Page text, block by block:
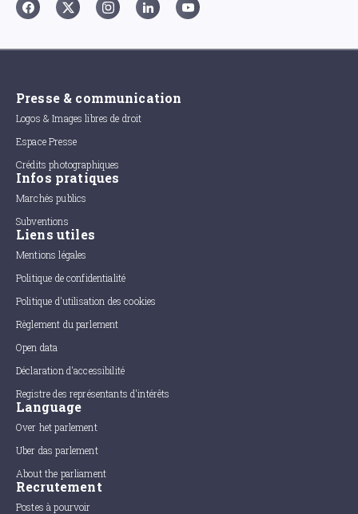
Presse & communication
Logos & Images libres de droit
Espace Presse
Crédits photographiques
Infos pratiques
Marchés publics
Subventions
Liens utiles
Mentions légales
Politique de confidentialité
Politique d'utilisation des cookies
Règlement du parlement
Open data
Déclaration d'accessibilité
Registre des représentants d'intérêts
Language
Over het parlement
Uber das parlement
About the parliament
Recrutement
Postes à pourvoir